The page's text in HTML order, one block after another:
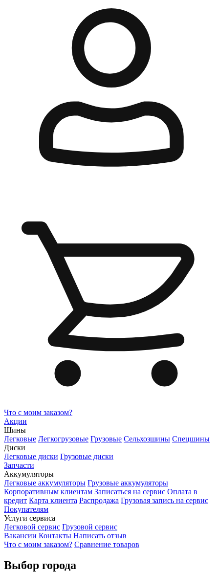
Что с моим заказом?
Акции
Шины
Легковые Легкогрузовые Грузовые Сельхозшины Спецшины
Диски
Легковые диски Грузовые диски
Запчасти
Аккумуляторы
Легковые аккумуляторы Грузовые аккумуляторы
Корпоративным клиентам Записаться на сервис Оплата в
кредит Карта клиента Распродажа Грузовая запись на сервис
Покупателям
Услуги сервиса
Легковой сервис Грузовой сервис
Вакансии Контакты Написать отзыв
Что с моим заказом? Сравнение товаров
Выбор города